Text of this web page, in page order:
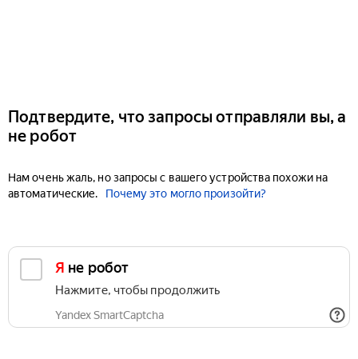
Подтвердите, что запросы отправляли вы, а
не робот
Нам очень жаль, но запросы с вашего устройства похожи на
автоматические.
Почему это могло произойти?
Я не робот
Нажмите, чтобы продолжить
Yandex SmartCaptcha